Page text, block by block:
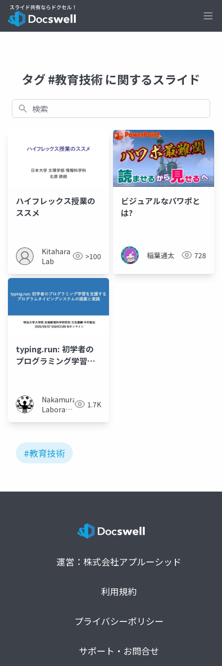
タグ #教育技術 に関するスライド
検索
ハイフレックス授業の
ススメ
Kitahara
Lab
>100
ビジュアルなパワポと
は?
稲葉通太 728
typing.run: 初学者の
プログラミング学習を
案と実践Nakamura
Laboratory
1.7K
#教育技術
運営：株式会社アプルーシッド
利用規約
プライバシーポリシー
サポート・お問合せ